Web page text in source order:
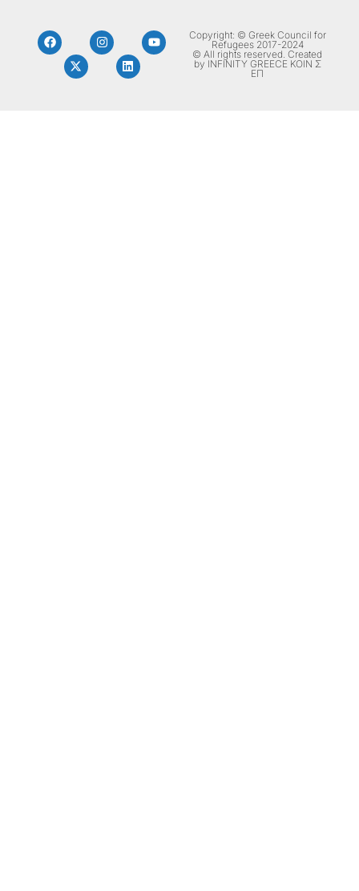
Copyright: © Greek Council for
Refugees 2017-2024
© All rights reserved. Created
by INFINITY GREECE ΚΟΙΝ Σ
ΕΠ